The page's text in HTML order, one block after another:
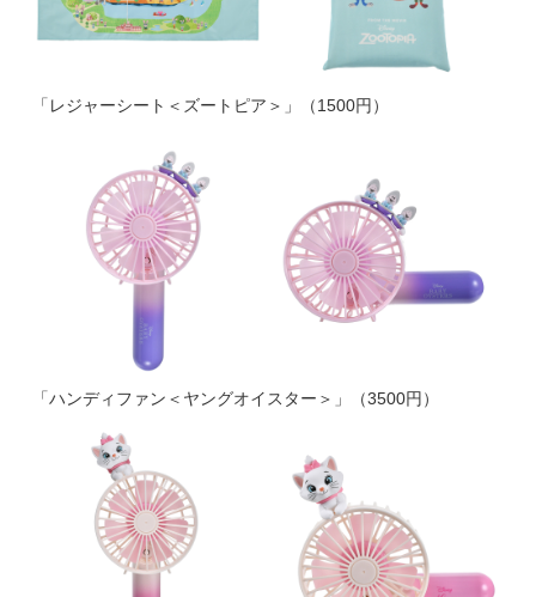
「レジャーシート＜ズートピア＞」（1500円）
「ハンディファン＜ヤングオイスター＞」（3500円）